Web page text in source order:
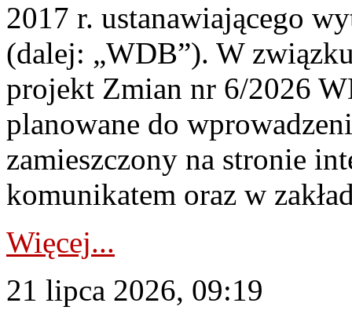
2017 r. ustanawiającego
(dalej: „WDB”). W
projekt Zmian nr 6/2026
planowane do
zamieszczony na stronie
komunikatem oraz w
Więcej...
21 lipca 2026, 09:19